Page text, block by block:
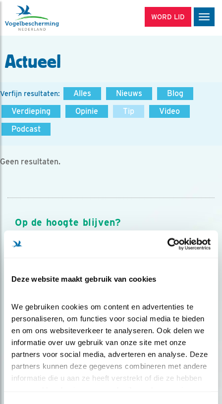
Deze website maakt gebruik van cookies
We gebruiken cookies om content en advertenties te
personaliseren, om functies voor social media te bieden
en om ons websiteverkeer te analyseren. Ook delen we
informatie over uw gebruik van onze site met onze
partners voor social media, adverteren en analyse. Deze
partners kunnen deze gegevens combineren met andere
informatie die u aan ze heeft verstrekt of die ze hebben
WORD LID
Actueel
Verfijn resultaten: Alles Nieuws
Blog
Verdieping
Opinie Tip
Video
Podcast
Geen resultaten.
Op de hoogte blijven?
Meld je aan en ontvang nieuws, inspiratie, acties en tips
over vogels en activiteiten van Vogelbescherming.